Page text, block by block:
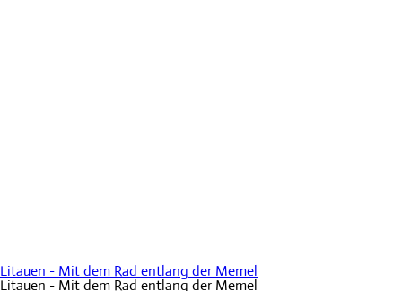
Litauen - Mit dem Rad entlang der Memel
Litauen - Mit dem Rad entlang der Memel